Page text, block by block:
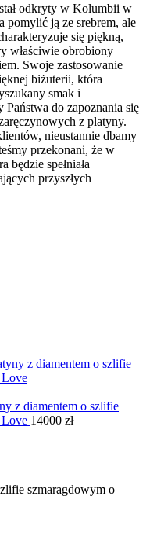
odkryty w Kolumbii w
pomylić ją ze srebrem, ale
się piękną,
właściwie obrobiony
Swoje zastosowanie
biżuterii, która
smak i
do zapoznania się
z platyny.
nieustannie dbamy
przekonani, że w
będzie spełniała
przyszłych
z diamentem o szlifie
14000 zł
szmaragdowym o